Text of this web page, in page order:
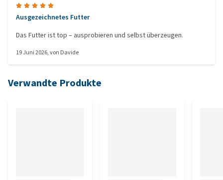
Ausgezeichnetes Futter
Das Futter ist top – ausprobieren und selbst überzeugen.
19 Juni 2026, von Davide
Verwandte Produkte